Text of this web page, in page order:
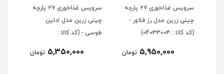
سرویس غذاخوری ۲۷ پارچه
چینی زرین مدل رز فلاور -
(کد کالا : 0403300۴)
5,950,000 تومان
سرویس غذاخوری ۲۷ پارچه
چینی زرین مدل ادلین
طوسی - (کد کالا :
5,350,000 تومان